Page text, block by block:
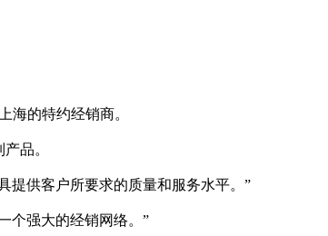
海的特约经销商。
品。
提供客户所要求的质量和服务水平。”
个强大的经销网络。”